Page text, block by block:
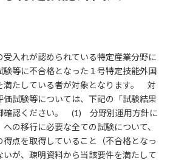
入れが認められている特定産業分野に
等に不合格となった１号特定技能外国
満たしている者が対象となります。 対
試験等については、下記の「試験結果
確認ください。 (1) 分野別運用方針に
の移行に必要な全ての試験について、
点を取得していること（不合格となっ
が、疎明資料から当該要件を満たして